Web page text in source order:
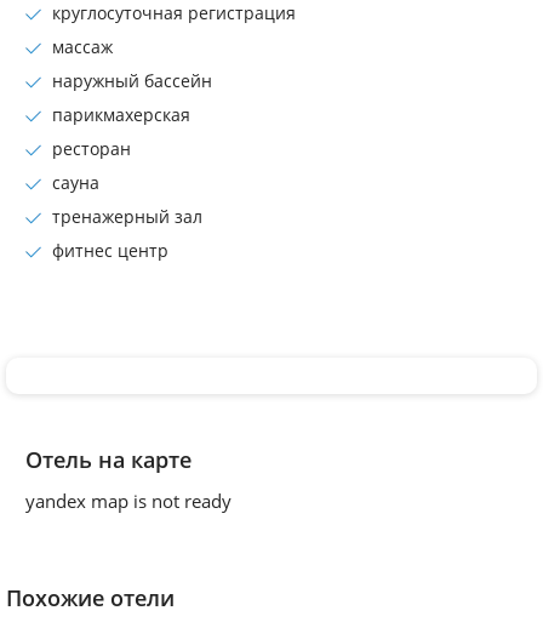
круглосуточная регистрация
массаж
наружный бассейн
парикмахерская
ресторан
сауна
тренажерный зал
фитнес центр
Отель на карте
yandex map is not ready
Похожие отели